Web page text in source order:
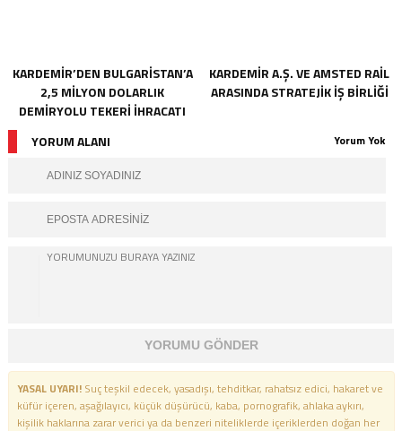
KARDEMİR’DEN BULGARİSTAN’A
2,5 MİLYON DOLARLIK
DEMİRYOLU TEKERİ İHRACATI
KARDEMİR A.Ş. VE AMSTED RAİL
ARASINDA STRATEJİK İŞ BİRLİĞİ
YORUM ALANI Yorum Yok
YORUMU GÖNDER
YASAL UYARI!Suç teşkil edecek, yasadışı, tehditkar, rahatsız edici, hakaret ve
küfür içeren, aşağılayıcı, küçük düşürücü, kaba, pornografik, ahlaka aykırı,
kişilik haklarına zarar verici ya da benzeri niteliklerde içeriklerden doğan her